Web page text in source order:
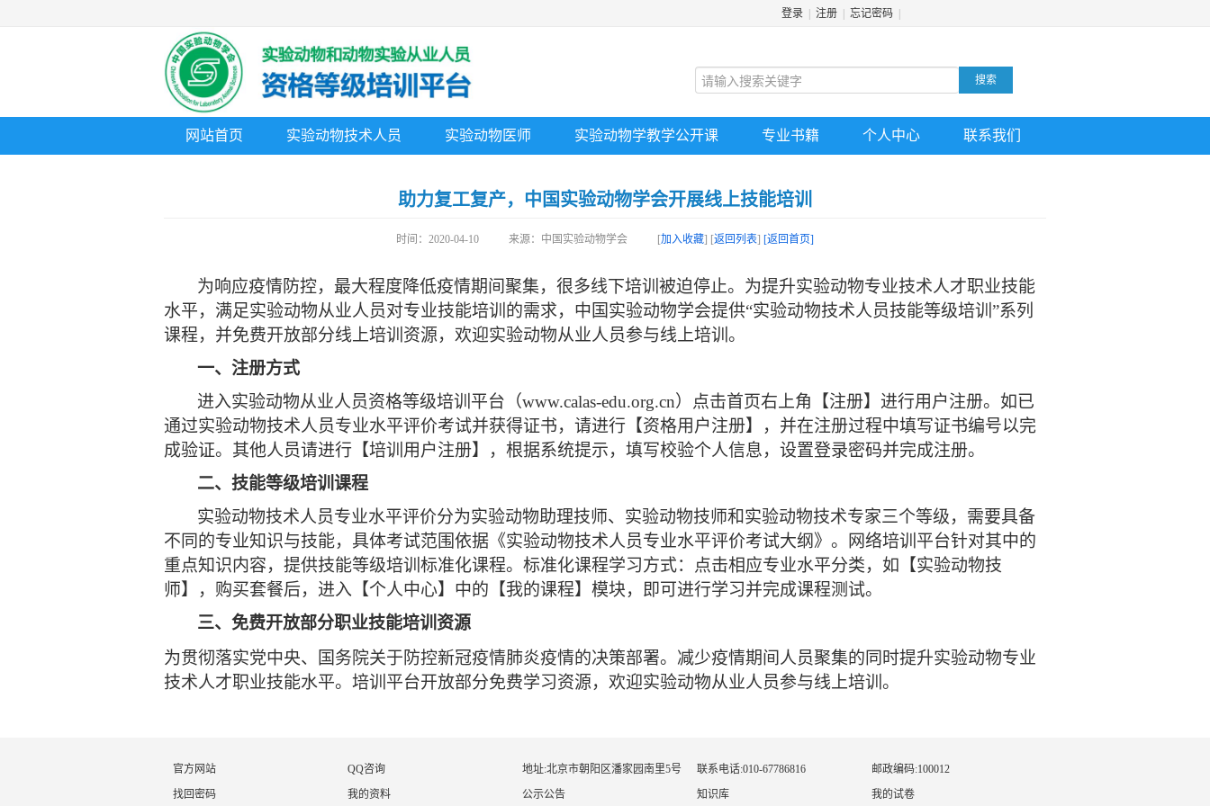
登录 注册 忘记密码
搜索
网站首页 实验动物技术人员 实验动物医师 实验动物学教学公开课 专业书籍 个人中心 联系我们
助力复工复产，中国实验动物学会开展线上技能培训
时间：2020-04-10 来源：中国实验动物学会 [加入收藏] [返回列表] [返回首页]
为响应疫情防控，最大程度降低疫情期间聚集，很多线下培训被迫停止。为提升实验动物专业技术人才职业技能
水平，满足实验动物从业人员对专业技能培训的需求，中国实验动物学会提供“实验动物技术人员技能等级培训”系列
课程，并免费开放部分线上培训资源，欢迎实验动物从业人员参与线上培训。
一、注册方式
进入实验动物从业人员资格等级培训平台（www.calas-edu.org.cn）点击首页右上角【注册】进行用户注册。如已
通过实验动物技术人员专业水平评价考试并获得证书，请进行【资格用户注册】，并在注册过程中填写证书编号以完
成验证。其他人员请进行【培训用户注册】，根据系统提示，填写校验个人信息，设置登录密码并完成注册。
二、 技能等级培训课程
实验动物技术人员专业水平评价分为实验动物助理技师、实验动物技师和实验动物技术专家三个等级，需要具备
不同的专业知识与技能，具体考试范围依据《实验动物技术人员专业水平评价考试大纲》。网络培训平台针对其中的
重点知识内容，提供技能等级培训标准化课程。标准化课程学习方式：点击相应专业水平分类，如【实验动物技
师】，购买套餐后，进入【个人中心】中的【我的课程】模块，即可进行学习并完成课程测试。
三、 免费开放部分职业技能培训资源
为贯彻落实党中央、国务院关于防控新冠疫情肺炎疫情的决策部署。减少疫情期间人员聚集的同时提升实验动物专业
技术人才职业技能水平。培训平台开放部分免费学习资源，欢迎实验动物从业人员参与线上培训。
官方网站 QQ咨询 地址:北京市朝阳区潘家园南里5号 联系电话:010-67786816
邮政编码:100012
找回密码
我的资料 公示公告 知识库 我的试卷